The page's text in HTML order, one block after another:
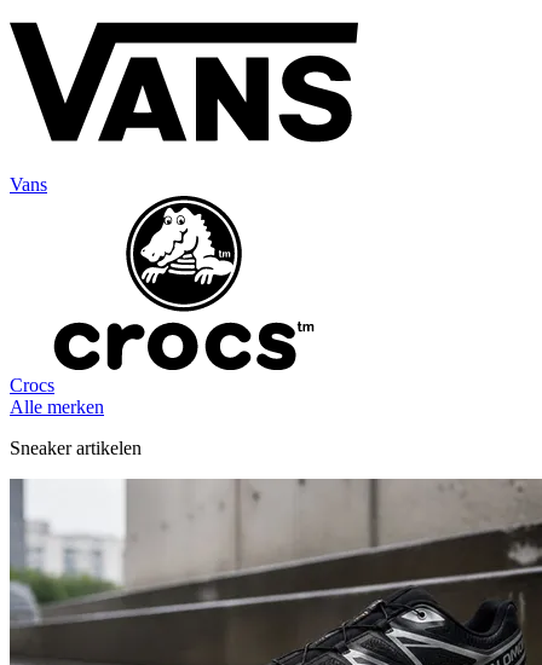
Vans
Crocs
Alle merken
Sneaker artikelen